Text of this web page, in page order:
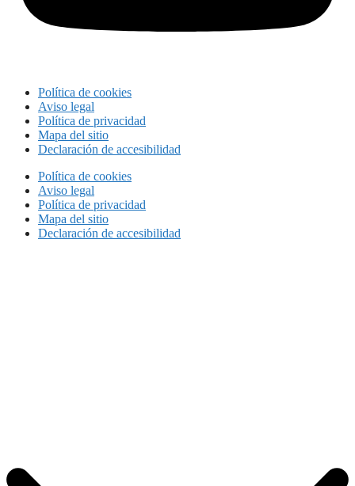
Política de cookies
Aviso legal
Política de privacidad
Mapa del sitio
Declaración de accesibilidad
Política de cookies
Aviso legal
Política de privacidad
Mapa del sitio
Declaración de accesibilidad